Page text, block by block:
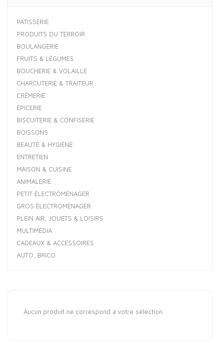
PATISSERIE
PRODUITS DU TERROIR
BOULANGERIE
FRUITS & LÉGUMES
BOUCHERIE & VOLAILLE
CHARCUTERIE & TRAITEUR
CRÈMERIE
ÉPICERIE
BISCUITERIE & CONFISERIE
BOISSONS
BEAUTÉ & HYGIÈNE
ENTRETIEN
MAISON & CUISINE
ANIMALERIE
PETIT ÉLECTROMÉNAGER
GROS ÉLECTROMÉNAGER
PLEIN AIR, JOUETS & LOISIRS
MULTIMÉDIA
CADEAUX & ACCESSOIRES
AUTO, BRICO
Aucun produit ne correspond à votre sélection.